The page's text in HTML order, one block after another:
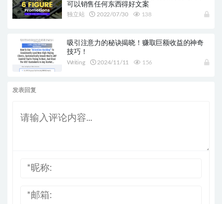
可以销售任何东西得好文案
独立站 2022/07/30 138
吸引注意力的秘诀揭晓！赚取巨额收益的神奇
技巧！
Writing 2024/11/11 156
发表回复